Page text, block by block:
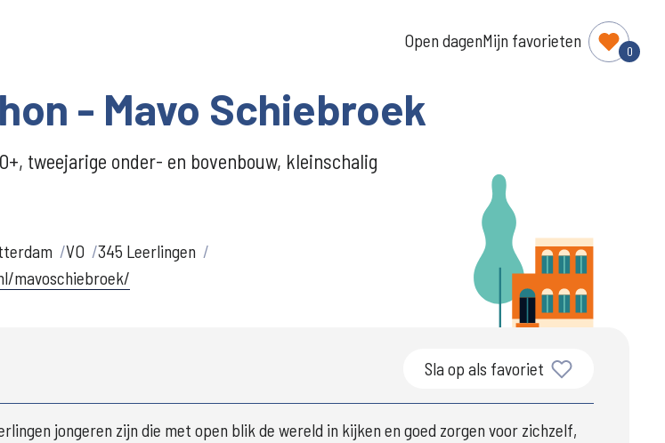
Open dagenMijn favorieten
0
- Mavo Schiebroek
tweejarige onder- en bovenbouw, kleinschalig
VO
345 Leerlingen
mavoschiebroek/
Sla op als favoriet
jongeren zijn die met open blik de wereld in kijken en goed zorgen voor zichzelf,